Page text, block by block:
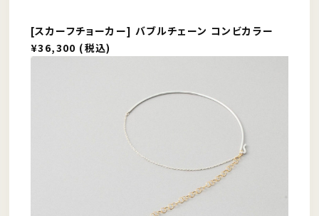
[スカーフチョーカー] バブルチェーン コンビカラー
¥36,300 (税込)